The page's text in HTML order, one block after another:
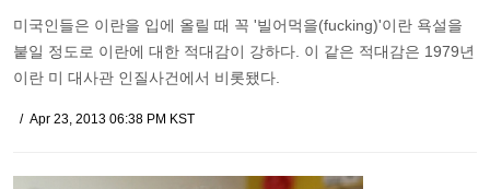
미국인들은 이란을 입에 올릴 때 꼭 '빌어먹을(fucking)'이란 욕설을
붙일 정도로 이란에 대한 적대감이 강하다. 이 같은 적대감은 1979년
이란 미 대사관 인질사건에서 비롯됐다.
Apr 23, 2013 06:38 PM KST